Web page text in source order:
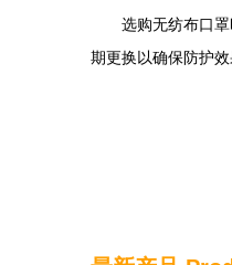
选购无纺布口
期更换以确保防护